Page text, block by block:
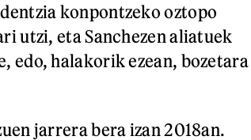
konpontzeko oztopo
utzi, eta Sanchezen aliatuek
edo, halakorik ezean, bozetara
jarrera bera izan 2018an.